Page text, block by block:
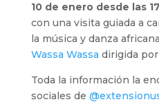
10 de enero desde las
con una visita guiada a
la música y danza
Wassa Wassa dirigida
Toda la información la
sociales de